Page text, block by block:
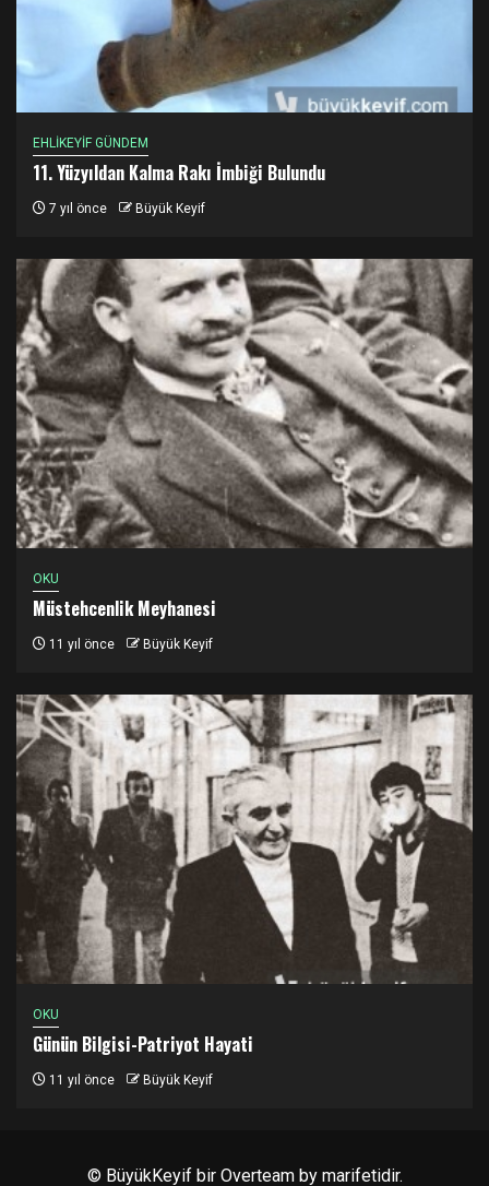
EHLİKEYİF GÜNDEM
11. Yüzyıldan Kalma Rakı İmbiği Bulundu
7 yıl önce Büyük Keyif
OKU
Müstehcenlik Meyhanesi
11 yıl önce Büyük Keyif
OKU
Günün Bilgisi-Patriyot Hayati
11 yıl önce Büyük Keyif
© BüyükKeyif bir Overteamby marifetidir.